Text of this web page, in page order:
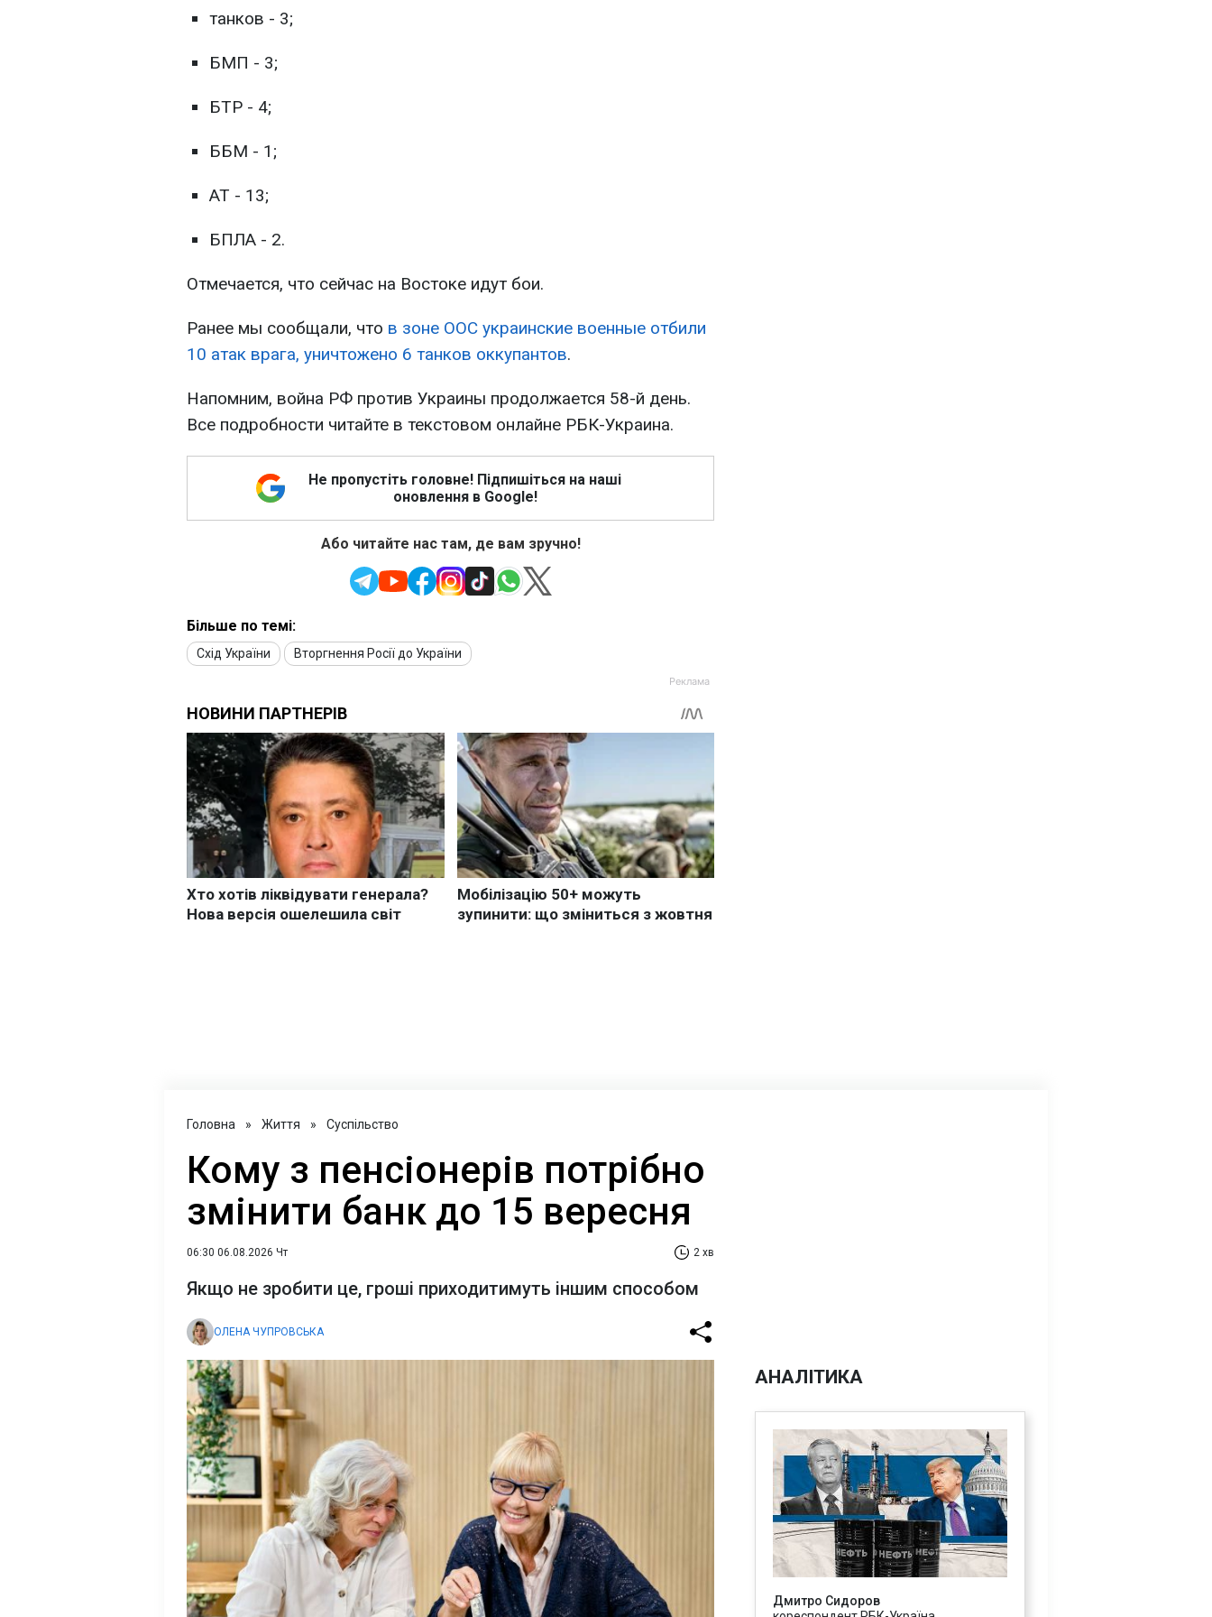
танков - 3;
БМП - 3;
БТР - 4;
ББМ - 1;
АТ - 13;
БПЛА - 2.
Отмечается, что сейчас на Востоке идут бои.
Ранее мы сообщали, что в зоне ООС украинские военные отбили
10 атак врага, уничтожено 6 танков оккупантов.
Напомним, война РФ против Украины продолжается 58-й день.
Все подробности читайте в текстовом онлайне РБК-Украина.
Не пропустіть головне! Підпишіться на наші
оновлення в Google!
Або читайте нас там, де вам зручно!
Більше по темі:
Схід України Вторгнення Росії до України
Головна » Життя » Суспільство
Кому з пенсіонерів потрібно
змінити банк до 15 вересня
06:30 06.08.2026 Чт 2 хв
Якщо не зробити це, гроші приходитимуть іншим способом
ОЛЕНА ЧУПРОВСЬКА
АНАЛІТИКА
Дмитро Сидоров